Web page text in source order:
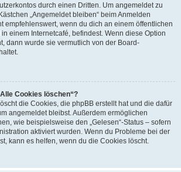
durch einen Dritten. Um angemeldet zu
„Angemeldet bleiben“ beim Anmelden
empfehlenswert, wenn du dich an einem öffentlichen
einem Internetcafé, befindest. Wenn diese Option
dann wurde sie vermutlich von der Board-
Cookies löschen“?
die Cookies, die phpBB erstellt hat und die dafür
angemeldet bleibst. Außerdem ermöglichen
wie beispielsweise den „Gelesen“-Status – sofern
aktiviert wurden. Wenn du Probleme bei der
kann es helfen, wenn du die Cookies löscht.